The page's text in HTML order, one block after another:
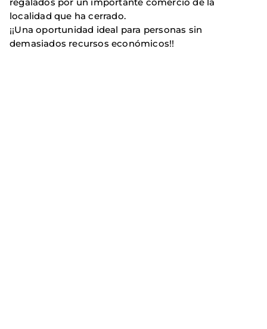
localidad que ha cerrado.
¡¡Una oportunidad ideal para personas sin
demasiados recursos económicos!!